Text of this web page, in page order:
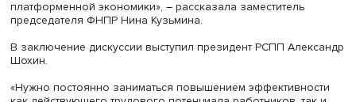
«Очень важно говорить не только о количественных
изменениях, но и о качественных. Нам важно видеть,
происходит с выпускниками того или иного уровня
образования на рынке труда. Высшее образование
выпускников высшей школы работают по рабочим